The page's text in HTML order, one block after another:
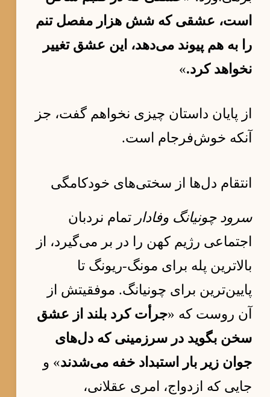
است، عشقی که شش هزار مفصل تنم
را به هم پیوند می‌دهد، این عشق تغییر
نخواهد کرد.»
از پایان داستان چیزی نخواهم گفت، جز
آنکه خوش‌فرجام است.
انتقام دل‌ها از سختی‌های خودکامگی
سرود چونیانگ وفادار تمام نردبان
اجتماعی رژیم کهن را در بر می‌گیرد، از
بالاترین پله برای مونگ-ریونگ تا
پایین‌ترین برای چونیانگ. موفقیتش از
آن روست که «جرأت کرد بلند از عشق
سخن بگوید در سرزمینی که دل‌های
جوان زیر بار استبداد خفه می‌شدند» و
جایی که ازدواج، امری عقلانی،